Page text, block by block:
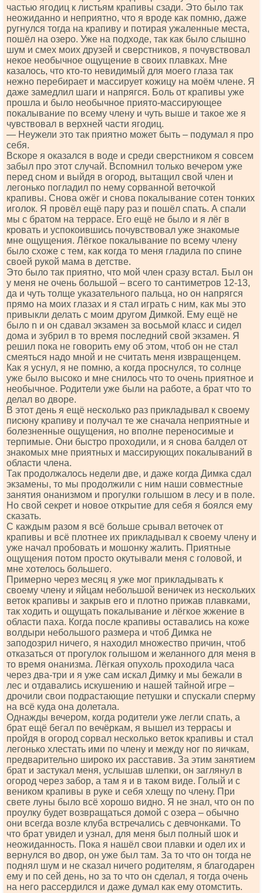
частью ягодиц к листьям крапивы сзади. Это было так
неожиданно и неприятно, что я вроде как помню, даже
ругнулся тогда на крапиву и потирая ужаленные места,
пошёл на озеро. Уже на подходе, так как было слышно
шум и смех моих друзей и сверстников, я почувствовал
некое необычное ощущение в своих плавках. Мне
казалось, что кто-то невидимый для моего глаза так
нежно перебирает и массирует кожицу на моём члене. Я
даже замедлил шаги и напрягся. Боль от крапивы уже
прошла и было необычное приято-массирующее
покалывание по всему члену и чуть выше и такое же я
чувствовал в верхней части ягодиц.
— Неужели это так приятно может быть – подумал я про
себя.
Вскоре я оказался в воде и среди сверстником я совсем
забыл про этот случай. Вспомнил только вечером уже
перед сном и выйдя в огород, вытащил свой член и
легонько погладил по нему сорванной веточкой
крапивы. Снова ожёг и снова покалывание сотен тонких
иголок. Я провёл ещё пару раз и пошёл спать. А спали
мы с братом на террасе. Его ещё не было и я лёг в
кровать и успокоившись почувствовал уже знакомые
мне ощущения. Лёгкое покалывание по всему члену
было схоже с тем, как когда то меня гладила по спине
своей рукой мама в детстве.
Это было так приятно, что мой член сразу встал. Был он
у меня не очень большой – всего то сантиметров 12-13,
да и чуть толще указательного пальца, но он напрягся
прямо на моих глазах и я стал играть с ним, как мы это
привыкли делать с моим другом Димкой. Ему ещё не
было n и он сдавал экзамен за восьмой класс и сидел
дома и зубрил в то время последний свой экзамен. Я
решил пока не говорить ему об этом, чтоб он не стал
смеяться надо мной и не считать меня извращенцем.
Как я уснул, я не помню, а когда проснулся, то солнце
уже было высоко и мне снилось что то очень приятное и
необычное. Родители уже были на работе, а брат что то
делал во дворе.
В этот день я ещё несколько раз прикладывал к своему
писюну крапиву и получал те же сначала неприятные и
болезненные ощущения, но вполне переносимые и
терпимые. Они быстро проходили, и я снова балдел от
знакомых мне приятных и массирующих покалываний в
области члена.
Так продолжалось недели две, и даже когда Димка сдал
экзамены, то мы продолжили с ним наши совместные
занятия онанизмом и прогулки голышом в лесу и в поле.
Но свой секрет и новое открытие для себя я боялся ему
сказать.
С каждым разом я всё больше срывал веточек от
крапивы и всё плотнее их прикладывал к своему члену и
уже начал пробовать и мошонку жалить. Приятные
ощущения потом просто окутывали меня с головой, и
мне хотелось большего.
Примерно через месяц я уже мог прикладывать к
своему члену и яйцам небольшой веничек из нескольких
веток крапивы и закрыв его и плотно прижав плавками,
так ходить и ощущать покалывание и лёгкое жжение в
области паха. Когда после крапивы оставались на коже
волдыри небольшого размера и чтоб Димка не
заподозрил ничего, я находил множество причин, чтоб
отказаться от прогулок голышом и желанного для меня в
то время онанизма. Лёгкая опухоль проходила часа
через два-три и я уже сам искал Димку и мы бежали в
лес и отдавались искушению и нашей тайной игре –
дрочили свои подрастающие петушки и спускали сперму
на всё куда она долетала.
Однажды вечером, когда родители уже легли спать, а
брат ещё бегал по вечёркам, я вышел из террасы и
пройдя в огород сорвал несколько веток крапивы и стал
легонько хлестать ими по члену и между ног по яичкам,
предварительно широко их расставив. За этим занятием
брат и застукал меня, услышав шлепки, он заглянул в
огород через забор, а там я и в таком виде. Голый и с
веником крапивы в руке и себя хлещу по члену. При
свете луны было всё хорошо видно. Я не знал, что он по
проулку будет возвращаться домой с озера – обычно
они всегда возле клуба встречались с девчонками. То
что брат увидел и узнал, для меня был полный шок и
неожиданность. Пока я нашёл свои плавки и одел их и
вернулся во двор, он уже был там. За то что он тогда не
поднял шум и не сказал ничего родителям, я благодарен
ему и по сей день, но за то что он сделал, я тогда очень
на него рассердился и даже думал как ему отомстить.